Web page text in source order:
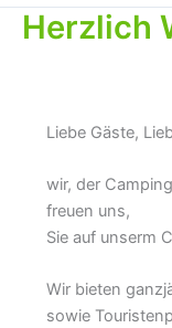
Herzlich
Liebe Gäste,
wir, der
freuen uns,
Sie auf unserm
Wir bieten
sowie